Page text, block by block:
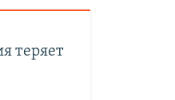
теряет